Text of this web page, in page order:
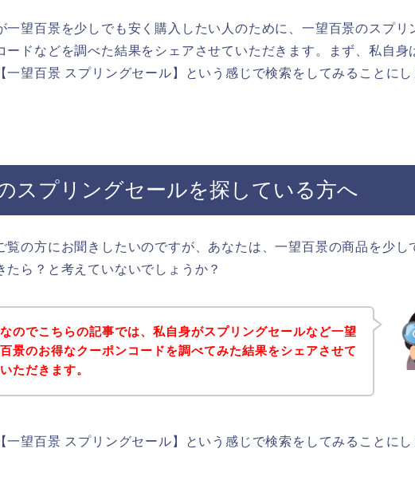
一望百景を少しでも安く購入したい人のために、一望百景のスプリ
ードなどを調べた結果をシェアさせていただきます。まず、私自身
一望百景 スプリングセール】という感じで検索をしてみることにし
スプリングセールを探している方へ
覧の方にお聞きしたいのですが、あなたは、一望百景の商品を少し
たら？と考えていないでしょうか？
なのでこちらの記事では、私自身がスプリングセールなど一望
百景のお得なクーポンコードを調べてみた結果をシェアさせて
いただきます。
一望百景 スプリングセール】という感じで検索をしてみることにし